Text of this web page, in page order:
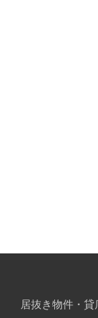
居抜き物件・貸